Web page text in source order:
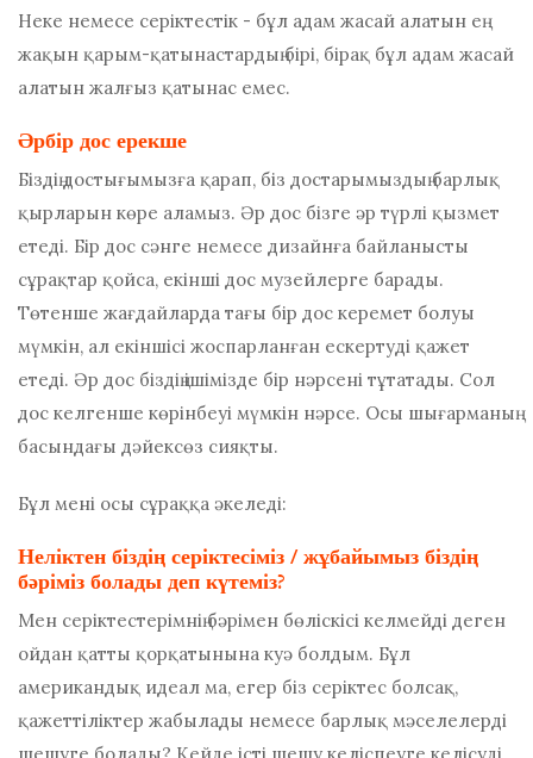
Неке немесе серіктестік - бұл адам жасай алатын ең
жақын қарым-қатынастардың бірі, бірақ бұл адам жасай
алатын жалғыз қатынас емес.
Әрбір дос ерекше
Біздің достығымызға қарап, біз достарымыздың барлық
қырларын көре аламыз. Әр дос бізге әр түрлі қызмет
етеді. Бір дос сәнге немесе дизайнға байланысты
сұрақтар қойса, екінші дос музейлерге барады.
Төтенше жағдайларда тағы бір дос керемет болуы
мүмкін, ал екіншісі жоспарланған ескертуді қажет
етеді. Әр дос біздің ішімізде бір нәрсені тұтатады. Сол
дос келгенше көрінбеуі мүмкін нәрсе. Осы шығарманың
басындағы дәйексөз сияқты.
Бұл мені осы сұраққа әкеледі:
Неліктен біздің серіктесіміз / жұбайымыз біздің
бәріміз болады деп күтеміз?
Мен серіктестерімнің бәрімен бөліскісі келмейді деген
ойдан қатты қорқатынына куә болдым. Бұл
американдық идеал ма, егер біз серіктес болсақ,
қажеттіліктер жабылады немесе барлық мәселелерді